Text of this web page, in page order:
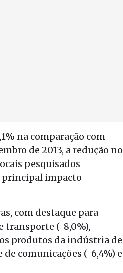
na comparação com
de 2013, a redução no
pesquisados
principal impacto
com destaque para
transporte (-8,0%),
produtos da indústria de
comunicações (-6,4%) e